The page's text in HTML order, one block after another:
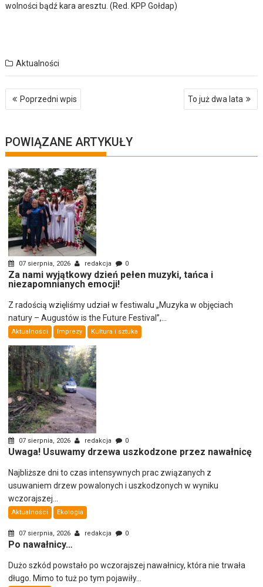
wolności bądź kara aresztu. (Red. KPP Gołdap)
Aktualności
Nawigacja
wpisu
Poprzedni wpis To już dwa lata
POWIĄZANE ARTYKUŁY
07 sierpnia, 2026 redakcja 0
Za nami wyjątkowy dzień pełen muzyki, tańca i
niezapomnianych emocji!
Z radością wzięliśmy udział w festiwalu „Muzyka w objęciach
natury – Augustów is the Future Festival”,...
Aktualności Imprezy Kultura i sztuka
07 sierpnia, 2026 redakcja 0
Uwaga! Usuwamy drzewa uszkodzone przez nawałnicę
Najbliższe dni to czas intensywnych prac związanych z
usuwaniem drzew powalonych i uszkodzonych w wyniku
wczorajszej...
Aktualności Ekologia
07 sierpnia, 2026 redakcja 0
Po nawałnicy…
Dużo szkód powstało po wczorajszej nawałnicy, która nie trwała
długo. Mimo to tuż po tym pojawiły...